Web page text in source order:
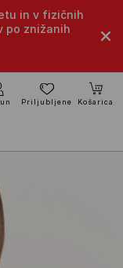
in v fizičnih
po znižanih
Priljubljene Košarica